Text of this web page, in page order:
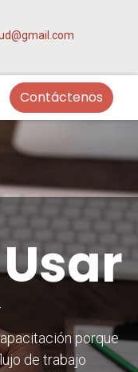
Contáctenos
porque
de trabajo